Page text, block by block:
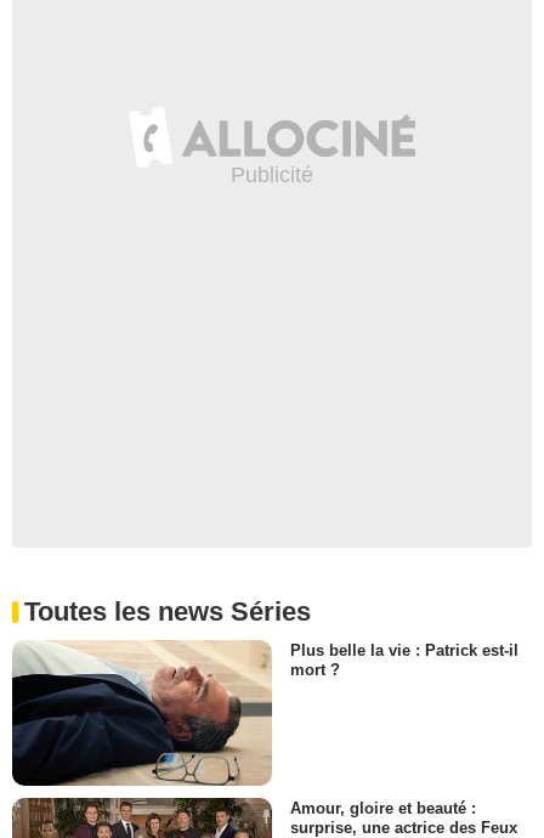
Toutes les news Séries
Plus belle la vie : Patrick est-il
mort ?
Amour, gloire et beauté :
surprise, une actrice des Feux